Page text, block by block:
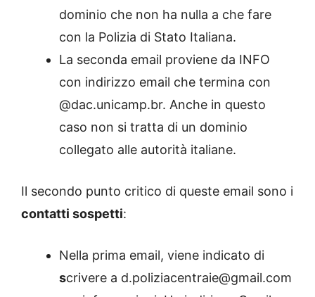
dominio che non ha nulla a che fare
con la Polizia di Stato Italiana.
La seconda email proviene da INFO
con indirizzo email che termina con
@dac.unicamp.br. Anche in questo
caso non si tratta di un dominio
collegato alle autorità italiane.
Il secondo punto critico di queste email sono i
contatti sospetti:
Nella prima email, viene indicato di
scrivere a d.poliziacentraie@gmail.com